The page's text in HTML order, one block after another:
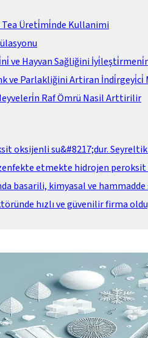
Üreti̇mi̇nde Kullanimi
ve Hayvan Sağliğini
ve Parlakliğini Artiran İndi̇rgeyi̇ci̇
Raf Ömrü Nasil Arttirilir
oksijenli su&#8217;dur.
etmekte hidrojen peroksit
basarili, kimyasal ve
hızlı ve güvenilir firma